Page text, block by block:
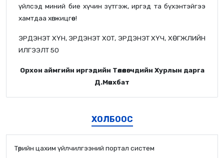
үйлсэд миний бие хүчин зүтгэж, иргэд та бүхэнтэйгээ
хамтдаа хөгжицгөөе!
ЭРДЭНЭТ ХҮН, ЭРДЭНЭТ ХОТ, ЭРДЭНЭТ ХҮЧ, ХӨГЖЛИЙН
ИЛГЭЭЛТ 50
Орхон аймгийн иргэдийн Төлөөлөгчдийн Хурлын дарга
Д.Мөнхбат
ХОЛБООС
Төрийн цахим үйлчилгээний портал систем